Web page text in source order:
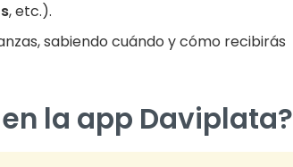
, etc.).
sabiendo cuándo y cómo recibirás
la app Daviplata?